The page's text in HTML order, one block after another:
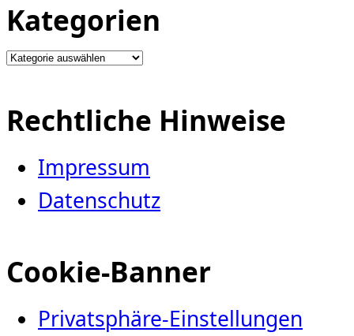
Kategorien
Kategorien
Rechtliche Hinweise
Impressum
Datenschutz
Cookie-Banner
Privatsphäre-Einstellungen